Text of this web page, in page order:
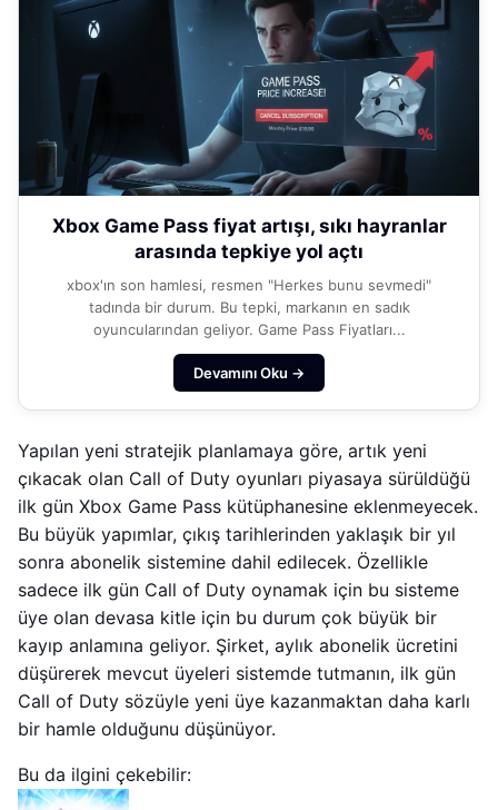
Xbox Game Pass fiyat artışı, sıkı hayranlar
arasında tepkiye yol açtı
xbox'ın son hamlesi, resmen "Herkes bunu sevmedi"
tadında bir durum. Bu tepki, markanın en sadık
oyuncularından geliyor. Game Pass Fiyatları...
Devamını Oku →
Yapılan yeni stratejik planlamaya göre, artık yeni
çıkacak olan Call of Duty oyunları piyasaya sürüldüğü
ilk gün Xbox Game Pass kütüphanesine eklenmeyecek.
Bu büyük yapımlar, çıkış tarihlerinden yaklaşık bir yıl
sonra abonelik sistemine dahil edilecek. Özellikle
sadece ilk gün Call of Duty oynamak için bu sisteme
üye olan devasa kitle için bu durum çok büyük bir
kayıp anlamına geliyor. Şirket, aylık abonelik ücretini
düşürerek mevcut üyeleri sistemde tutmanın, ilk gün
Call of Duty sözüyle yeni üye kazanmaktan daha karlı
bir hamle olduğunu düşünüyor.
Bu da ilgini çekebilir: